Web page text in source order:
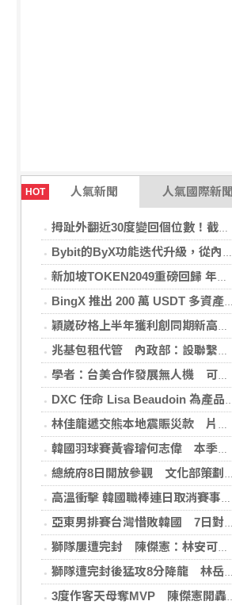
HOT 人氣新聞 人氣國際新聞
拇趾外翻近30度變回個位數！截骨矯正助重返登山活動
Bybit的ByX功能迭代升級，從內容平台全面進化為社交交易樞紐，新增多項特色功能
新加坡TOKEN2049重磅回歸 年度行業頂級盛會再度啟幕
BingX 推出 200 萬 USDT 多資產交易活動，聚焦當前最受關注的市場趨勢
穎崴矽格上半年獲利創同期新高 AI先進製程需求帶動
兆基包租代管 內政部：設聯繫諮詢窗口統一受理
學者：台美合作發展無人機 可降對中依賴強化嚇阻
DXC 任命 Lisa Beaudoin 為產品總監，以加速產品導向型增長
林佳龍遞交熊本地震賑災款 片山和之：患難見真情
韓國羽球賽黃睿璿何志偉 本季首闖超級賽男雙8強
總統府8日開放參觀 文化部策劃科幻漫畫特展
高溫衝擊 韓國職棒連日取消賽事、11日起晚間7時開打
亞東男排賽台灣惜敗韓國 7日對戰日本拚4強
獅隊屢遭完封 陳傑憲：林安可這種天才也願改變
獅隊遭完封後猛攻8分降龍 林岳平：總是要發揮
3度作客天母奪MVP 陳傑憲開轟擊退雙殺心魔